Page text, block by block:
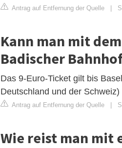
Antrag auf Entfernung der Quelle |
Kann man mit
Badischer
Das 9-Euro-Ticket gilt bis
Deutschland und der
Antrag auf Entfernung der Quelle |
Wie reist man mit